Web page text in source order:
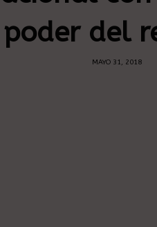
poder del
MAYO 31, 2018